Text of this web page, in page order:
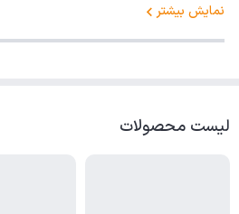
نمایش بیشتر
لیست محصولات